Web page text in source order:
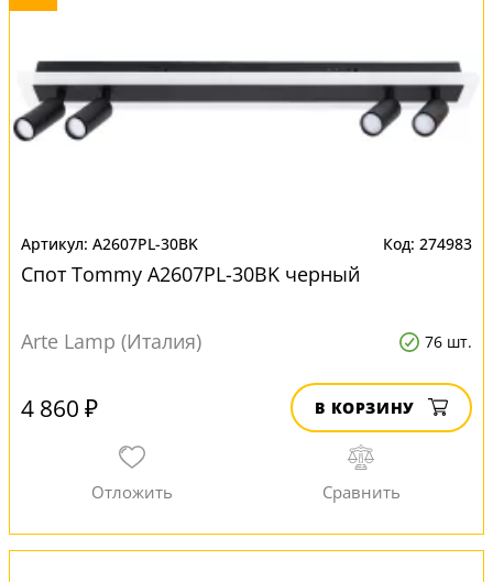
A2607PL-30BK 274983
Спот Tommy A2607PL-30BK черный
Arte Lamp (Италия) 76 шт.
4 860 ₽ В КОРЗИНУ